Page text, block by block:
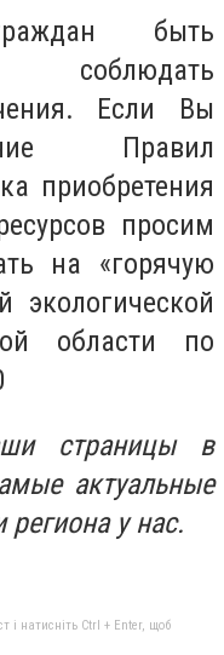
быть
соблюдать
Если Вы
Правил
приобретения
просим
на «горячую
экологической
области по
страницы в
актуальные
у нас.
і натисніть Ctrl + Enter, щоб